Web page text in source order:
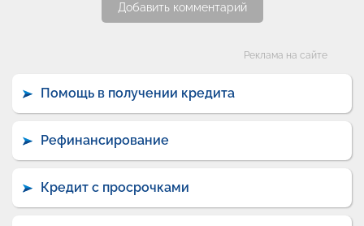
Добавить комментарий
Реклама на сайте
Помощь в получении кредита
Рефинансирование
Кредит с просрочками